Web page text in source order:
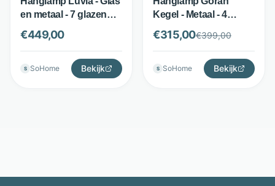
en metaal - 7 glazen
kappen - Zwart -
LifestyleFurn
€449,00
S SoHome Bekijk
Kegel - Metaal - 4
kegelvormige kappen -
Zwart bruin -
LifestyleFurn
€315,00€399,00
S SoHome Bekijk